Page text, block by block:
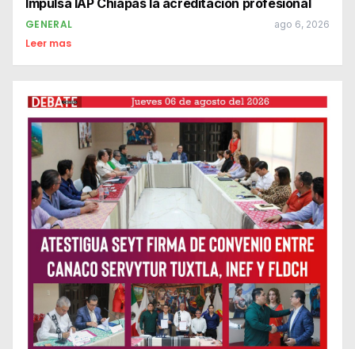
Impulsa IAP Chiapas la acreditación profesional
GENERAL ago 6, 2026
Leer mas